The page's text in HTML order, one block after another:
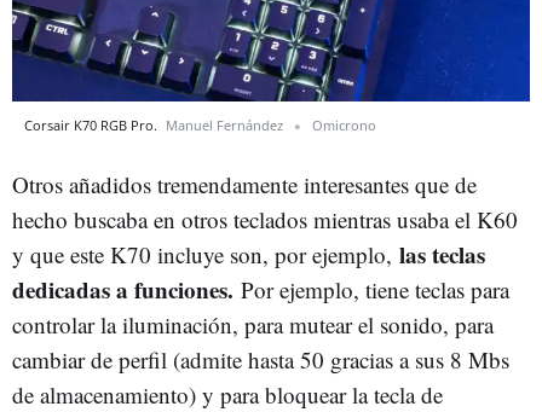
Corsair K70 RGB Pro. Manuel Fernández Omicrono
Otros añadidos tremendamente interesantes que de
hecho buscaba en otros teclados mientras usaba el K60
y que este K70 incluye son, por ejemplo, las teclas
dedicadas a funciones. Por ejemplo, tiene teclas para
controlar la iluminación, para mutear el sonido, para
cambiar de perfil (admite hasta 50 gracias a sus 8 Mbs
de almacenamiento) y para bloquear la tecla de